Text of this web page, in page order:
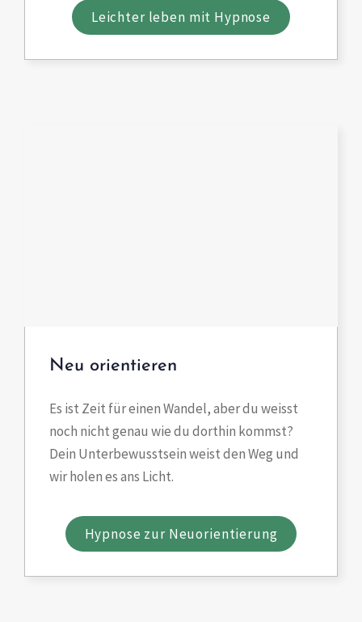
Leichter leben mit Hypnose
Neu orientieren
Es ist Zeit für einen Wandel, aber du weisst
noch nicht genau wie du dorthin kommst?
Dein Unterbewusstsein weist den Weg und
wir holen es ans Licht.
Hypnose zur Neuorientierung